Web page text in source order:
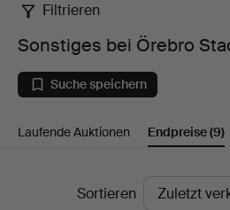
Sonstiges
bei
Örebro
Stadsauktioner
Filtrieren
Sonstiges bei Örebro
Suche speichern
Laufende Auktionen Endpreise(9)
EndpreiseSortieren